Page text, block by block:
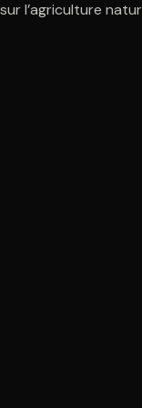
sur le code. C'est
l’agriculture